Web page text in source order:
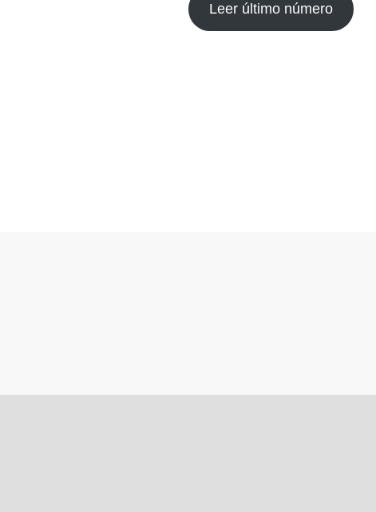
Leer último número